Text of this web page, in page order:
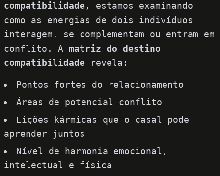
compatibilidade , estamos examinando
como as energias de dois indivíduos
interagem, se complementam ou entram em
conflito. A matriz do destino
compatibilidade revela:
Pontos fortes do relacionamento
Áreas de potencial conflito
Lições kármicas que o casal pode
aprender juntos
Nível de harmonia emocional,
intelectual e física